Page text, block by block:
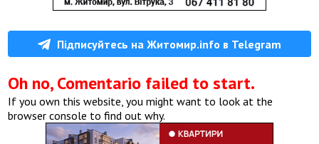
Підписуйтесь на Житомир.info в Telegram
Oh no, Comentario failed to start.
If you own this website, you might want to look at the
browser console to find out why.